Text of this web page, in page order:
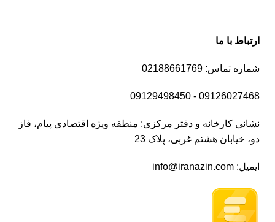
ارتباط با ما
شماره تماس: 02188661769
09126027468 - 09129498450
نشانی کارخانه و دفتر مرکزی: منطقه ویژه اقتصادی پیام، فاز
دو، خیابان هشتم غربی، پلاک 23
ایمیل: info@iranazin.com